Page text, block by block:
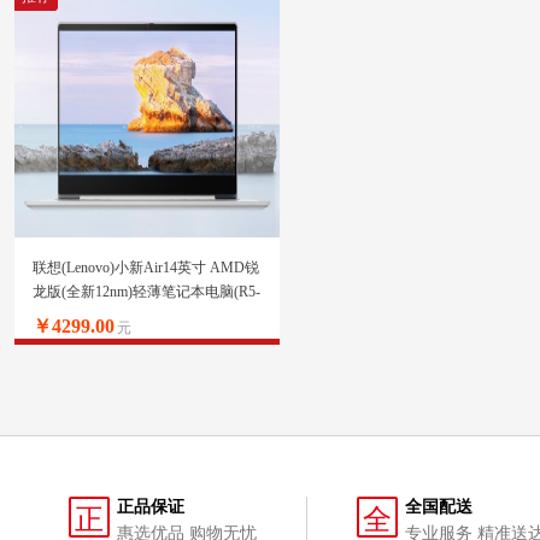
联想(Lenovo)小新Air14英寸 AMD锐
龙版(全新12nm)轻薄笔记本电脑(R5-
3500U 12G 512G PCIE IPS)轻奢灰
￥4299.00 元
正
正品保证
惠选优品 购物无忧
全
全国配送
专业服务 精准送